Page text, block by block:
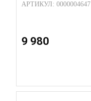
АРТИКУЛ: 0000004647
9 980